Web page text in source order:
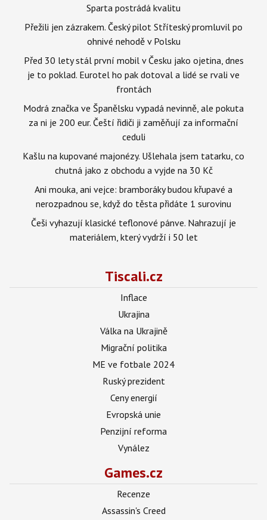
Sparta postrádá kvalitu
Přežili jen zázrakem. Český pilot Stříteský promluvil po
ohnivé nehodě v Polsku
Před 30 lety stál první mobil v Česku jako ojetina, dnes
je to poklad. Eurotel ho pak dotoval a lidé se rvali ve
frontách
Modrá značka ve Španělsku vypadá nevinně, ale pokuta
za ni je 200 eur. Čeští řidiči ji zaměňují za informační
ceduli
Kašlu na kupované majonézy. Ušlehala jsem tatarku, co
chutná jako z obchodu a vyjde na 30 Kč
Ani mouka, ani vejce: bramboráky budou křupavé a
nerozpadnou se, když do těsta přidáte 1 surovinu
Češi vyhazují klasické teflonové pánve. Nahrazují je
materiálem, který vydrží i 50 let
Tiscali.cz
Inflace
Ukrajina
Válka na Ukrajině
Migrační politika
ME ve fotbale 2024
Ruský prezident
Ceny energií
Evropská unie
Penzijní reforma
Vynález
Games.cz
Recenze
Assassin's Creed